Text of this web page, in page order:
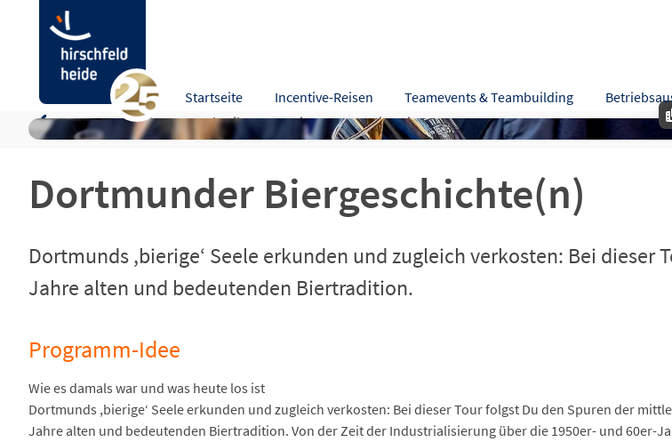
Startseite Incentive-Reisen Teamevents & Teambuilding
Dortmunder Biergeschichte(n)
Dortmunds ,bierige‘ Seele erkunden und zugleich verkosten: Bei
Jahre alten und bedeutenden Biertradition.
Dortmunder Biergeschichte(n)
Programm-Idee Beschreibung Leistungen Hinweise Karte Bewertungen
Programm-Idee
Wie es damals war und was heute los ist
Dortmunds ,bierige‘ Seele erkunden und zugleich verkosten: Bei dieser Tour folgst Du den Spuren der
Jahre alten und bedeutenden Biertradition. Von der Zeit der Industrialisierung über die 1950er- und 60er-